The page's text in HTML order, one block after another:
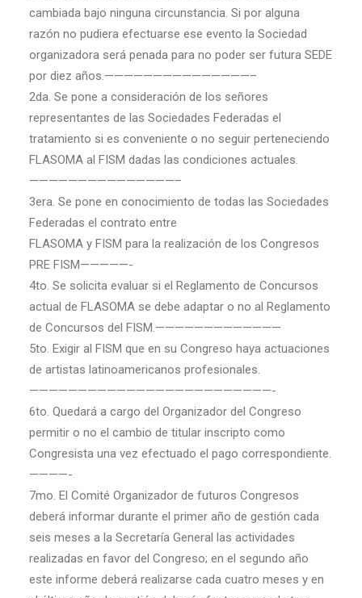
cambiada bajo ninguna circunstancia. Si por alguna
razón no pudiera efectuarse ese evento la Sociedad
organizadora será penada para no poder ser futura SEDE
por diez años.———————————————–
2da. Se pone a consideración de los señores
representantes de las Sociedades Federadas el
tratamiento si es conveniente o no seguir perteneciendo
FLASOMA al FISM dadas las condiciones actuales.
———————————————–
3era. Se pone en conocimiento de todas las Sociedades
Federadas el contrato entre
FLASOMA y FISM para la realización de los Congresos
PRE FISM—————-
4to. Se solicita evaluar si el Reglamento de Concursos
actual de FLASOMA se debe adaptar o no al Reglamento
de Concursos del FISM.—————————————
5to. Exigir al FISM que en su Congreso haya actuaciones
de artistas latinoamericanos profesionales.
—————————————————————————-
6to. Quedará a cargo del Organizador del Congreso
permitir o no el cambio de titular inscripto como
Congresista una vez efectuado el pago correspondiente.
————-
7mo. El Comité Organizador de futuros Congresos
deberá informar durante el primer año de gestión cada
seis meses a la Secretaría General las actividades
realizadas en favor del Congreso; en el segundo año
este informe deberá realizarse cada cuatro meses y en